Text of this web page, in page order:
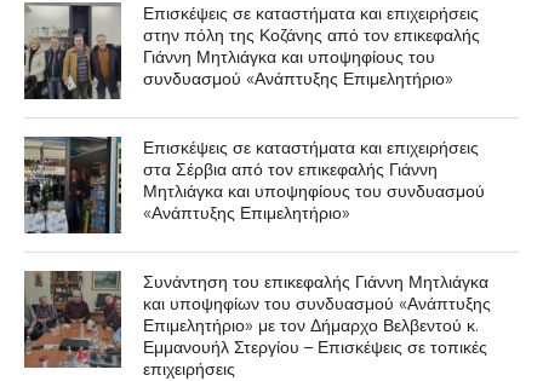
Επισκέψεις σε καταστήματα και επιχειρήσεις
στην πόλη της Κοζάνης από τον επικεφαλής
Γιάννη Μητλιάγκα και υποψηφίους του
συνδυασμού «Ανάπτυξης Επιμελητήριο»
Επισκέψεις σε καταστήματα και επιχειρήσεις
στα Σέρβια από τον επικεφαλής Γιάννη
Μητλιάγκα και υποψηφίους του συνδυασμού
«Ανάπτυξης Επιμελητήριο»
Συνάντηση του επικεφαλής Γιάννη Μητλιάγκα
και υποψηφίων του συνδυασμού «Ανάπτυξης
Επιμελητήριο» με τον Δήμαρχο Βελβεντού κ.
Εμμανουήλ Στεργίου – Επισκέψεις σε τοπικές
επιχειρήσεις